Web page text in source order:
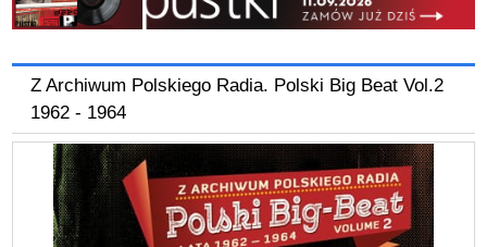
Z Archiwum Polskiego Radia. Polski Big Beat Vol.2
1962 - 1964